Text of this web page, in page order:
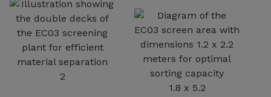
2
1.8 x 5.2